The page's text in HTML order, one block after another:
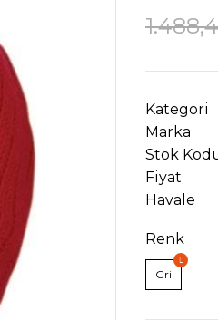
Kategori
Marka
Stok
Fiyat
Havale
Renk
Gri